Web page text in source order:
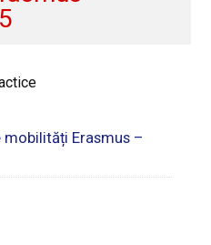
Erasmus –